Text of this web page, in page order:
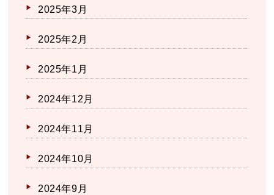
2025年3月
2025年2月
2025年1月
2024年12月
2024年11月
2024年10月
2024年9月